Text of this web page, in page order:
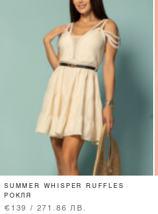
SUMMER WHISPER RUFFLES
РОКЛЯ
€139 / 271.86 ЛВ.